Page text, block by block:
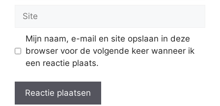
Mijn naam, e-mail en site opslaan in deze
browser voor de volgende keer wanneer ik
een reactie plaats.